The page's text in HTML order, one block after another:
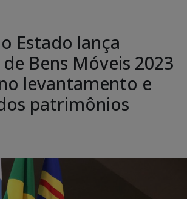
Estado lança
Bens Móveis 2023
levantamento e
patrimônios